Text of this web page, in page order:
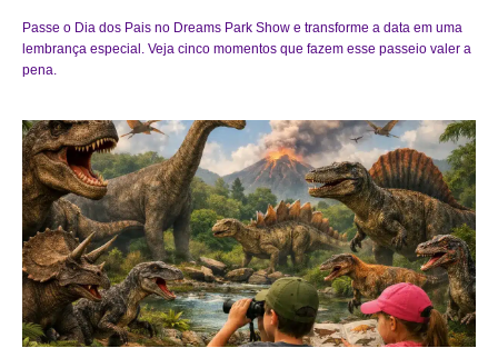
Passe o Dia dos Pais no Dreams Park Show e transforme a data em uma
lembrança especial. Veja cinco momentos que fazem esse passeio valer a
pena.